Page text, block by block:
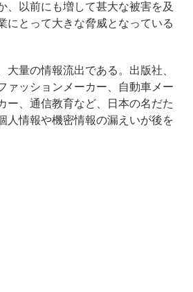
、以前にも増して甚大な被害を及
にとって大きな脅威となっている
量の情報流出である。出版社、
ァッションメーカー、自動車メー
ー、通信教育など、日本の名だた
人情報や機密情報の漏えいが後を